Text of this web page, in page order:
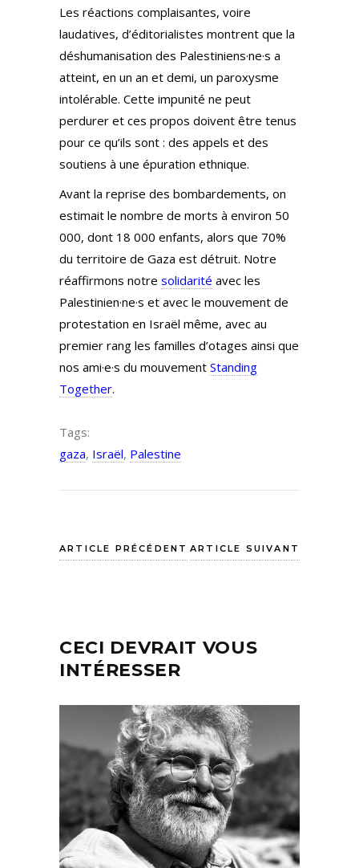
Les réactions complaisantes, voire
laudatives, d’éditorialistes montrent que la
déshumanisation des Palestiniens·ne·s a
atteint, en un an et demi, un paroxysme
intolérable. Cette impunité ne peut
perdurer et ces propos doivent être tenus
pour ce qu’ils sont : des appels et des
soutiens à une épuration ethnique.
Avant la reprise des bombardements, on
estimait le nombre de morts à environ 50
000, dont 18 000 enfants, alors que 70%
du territoire de Gaza est détruit. Notre
réaffirmons notre solidarité avec les
Palestinien·ne·s et avec le mouvement de
protestation en Israël même, avec au
premier rang les familles d’otages ainsi que
nos ami·e·s du mouvement Standing
Together.
Tags:
gaza, Israël, Palestine
ARTICLE PRÉCÉDENT ARTICLE SUIVANT
CECI DEVRAIT VOUS
INTÉRESSER